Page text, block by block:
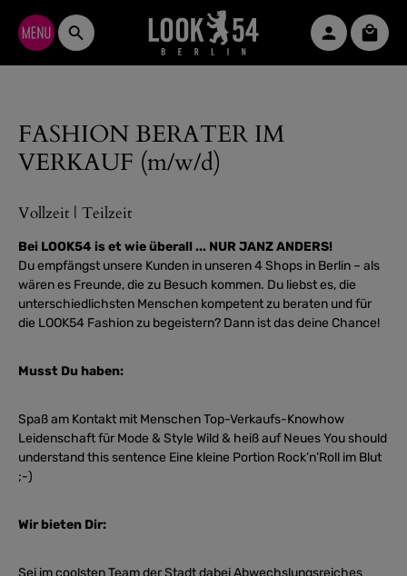
Zum Hauptinhalt springen
FASHION BERATER IM
VERKAUF (m/w/d)
Vollzeit | Teilzeit
Bei LOOK54 is et wie überall ... NUR JANZ ANDERS!
Du empfängst unsere Kunden in unseren 4 Shops in Berlin – als
wären es Freunde, die zu Besuch kommen. Du liebst es, die
unterschiedlichsten Menschen kompetent zu beraten und für
die LOOK54 Fashion zu begeistern? Dann ist das deine Chance!
Musst Du haben:
Spaß am Kontakt mit Menschen Top-Verkaufs-Knowhow
Leidenschaft für Mode & Style Wild & heiß auf Neues You should
understand this sentence Eine kleine Portion Rock’n’Roll im Blut
;-)
Wir bieten Dir:
Sei im coolsten Team der Stadt dabei Abwechslungsreiches